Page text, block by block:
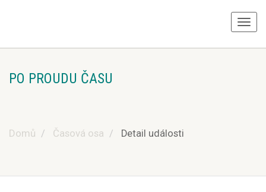
PO PROUDU ČASU
Domů Časová osa Detail události